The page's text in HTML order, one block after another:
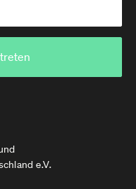
e.V.